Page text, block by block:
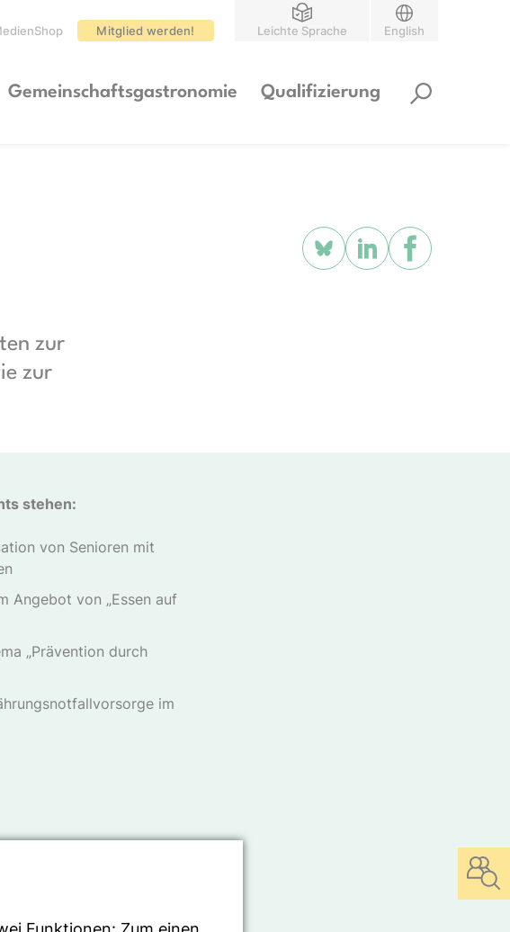
Mitglied werden! Leichte Sprache English
Gemeinschaftsgastronomie Qualifizierung
zur
zur
stehen:
von Senioren mit
Angebot von „Essen auf
„Prävention durch
im